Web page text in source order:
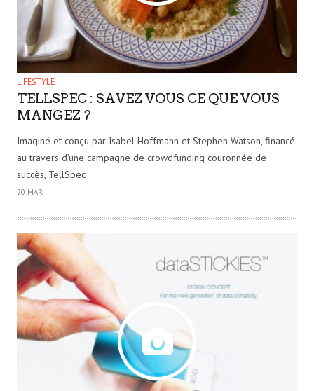
LIFESTYLE
TELLSPEC : SAVEZ VOUS CE QUE VOUS
MANGEZ ?
Imaginé et conçu par Isabel Hoffmann et Stephen Watson, financé
au travers d’une campagne de crowdfunding couronnée de
succès, TellSpec
20 MAR